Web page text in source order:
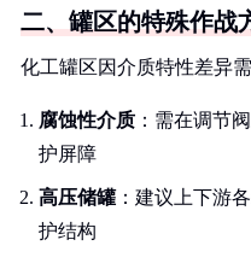
二、罐区的特殊作战
化工罐区因介质特性差异
腐蚀性介质 ：需在调节阀
护屏障
高压储罐：建议上下游
护结构